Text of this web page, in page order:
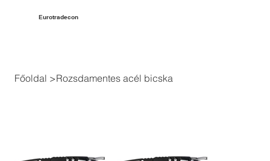
Eurotradecon
Főoldal >Rozsdamentes acél bicska